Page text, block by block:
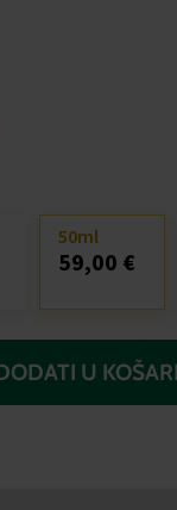
50ml
59,00 €
U